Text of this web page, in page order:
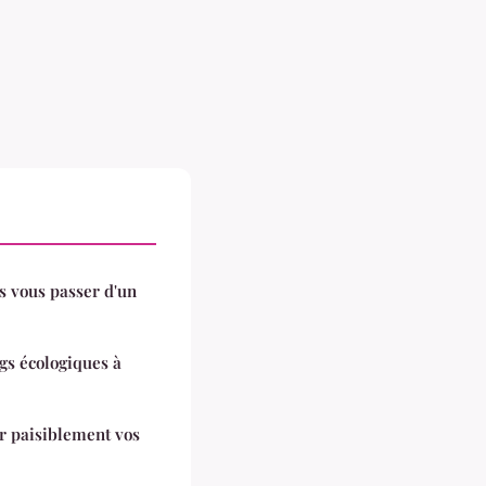
vous passer d'un
écologiques à
paisiblement vos